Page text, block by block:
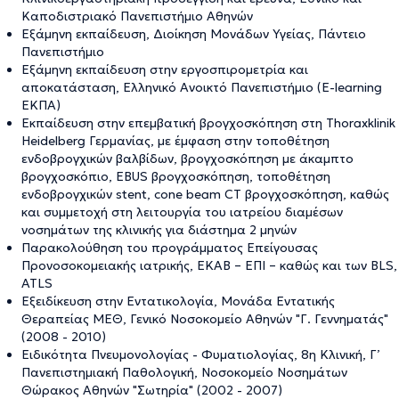
Καποδιστριακό Πανεπιστήμιο Αθηνών
Εξάμηνη εκπαίδευση, Διοίκηση Μονάδων Υγείας, Πάντειο
Πανεπιστήμιο
Eξάμηνη εκπαίδευση στην εργοσπιρομετρία και
αποκατάσταση, Ελληνικό Ανοικτό Πανεπιστήμιο (E-learning
ΕΚΠΑ)
Εκπαίδευση στην επεμβατική βρογχοσκόπηση στη Thoraxklinik
Heidelberg Γερμανίας, με έμφαση στην τοποθέτηση
ενδοβρογχικών βαλβίδων, βρογχοσκόπηση με άκαμπτο
βρογχοσκόπιο, EBUS βρογχοσκόπηση, τοποθέτηση
ενδοβρογχικών stent, cone beam CT βρογχοσκόπηση, καθώς
και συμμετοχή στη λειτουργία του ιατρείου διαμέσων
νοσημάτων της κλινικής για διάστημα 2 μηνών
Παρακολούθηση του προγράμματος Επείγουσας
Προνοσοκομειακής ιατρικής, ΕΚΑΒ – ΕΠΙ – καθώς και των BLS,
ATLS
Εξειδίκευση στην Εντατικολογία, Μονάδα Εντατικής
Θεραπείας ΜΕΘ, Γενικό Νοσοκομείο Αθηνών "Γ. Γεννηματάς"
(2008 - 2010)
Ειδικότητα Πνευμονολογίας - Φυματιολογίας, 8η Κλινική, Γ’
Πανεπιστημιακή Παθολογική, Νοσοκομείο Νοσημάτων
Θώρακος Αθηνών "Σωτηρία" (2002 - 2007)